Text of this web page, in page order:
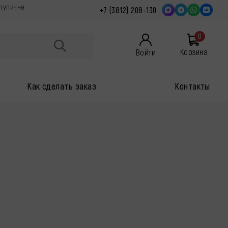
+7 (3812) 208-130
Войти
0
Корзина
Как сделать заказ Контакты